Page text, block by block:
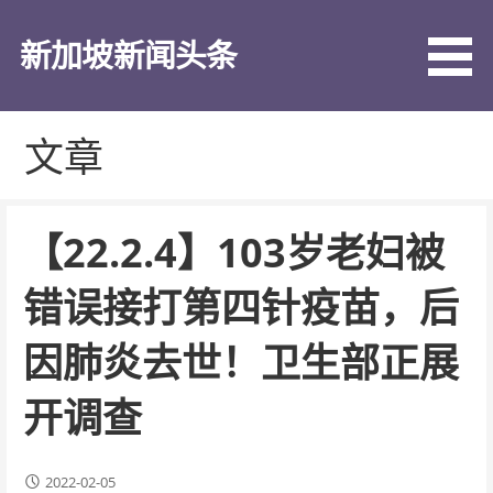
新加坡新闻头条
文章
【22.2.4】103岁老妇被
错误接打第四针疫苗，后
因肺炎去世！卫生部正展
开调查
2022-02-05